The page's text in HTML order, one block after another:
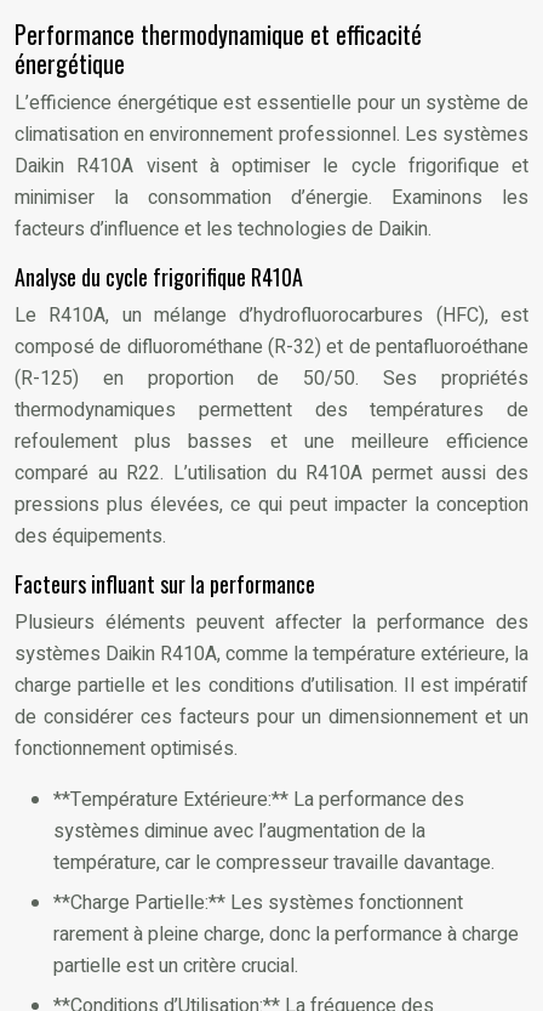
Performance thermodynamique et efficacité
énergétique
L’efficience énergétique est essentielle pour un système de
climatisation en environnement professionnel. Les systèmes
Daikin R410A visent à optimiser le cycle frigorifique et
minimiser la consommation d’énergie. Examinons les
facteurs d’influence et les technologies de Daikin.
Analyse du cycle frigorifique R410A
Le R410A, un mélange d’hydrofluorocarbures (HFC), est
composé de difluorométhane (R-32) et de pentafluoroéthane
(R-125) en proportion de 50/50. Ses propriétés
thermodynamiques permettent des températures de
refoulement plus basses et une meilleure efficience
comparé au R22. L’utilisation du R410A permet aussi des
pressions plus élevées, ce qui peut impacter la conception
des équipements.
Facteurs influant sur la performance
Plusieurs éléments peuvent affecter la performance des
systèmes Daikin R410A, comme la température extérieure, la
charge partielle et les conditions d’utilisation. Il est impératif
de considérer ces facteurs pour un dimensionnement et un
fonctionnement optimisés.
**Température Extérieure:** La performance des
systèmes diminue avec l’augmentation de la
température, car le compresseur travaille davantage.
**Charge Partielle:** Les systèmes fonctionnent
rarement à pleine charge, donc la performance à charge
partielle est un critère crucial.